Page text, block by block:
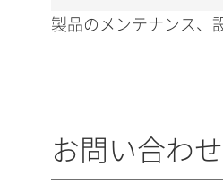
製品のメンテナンス、
お問い合わ